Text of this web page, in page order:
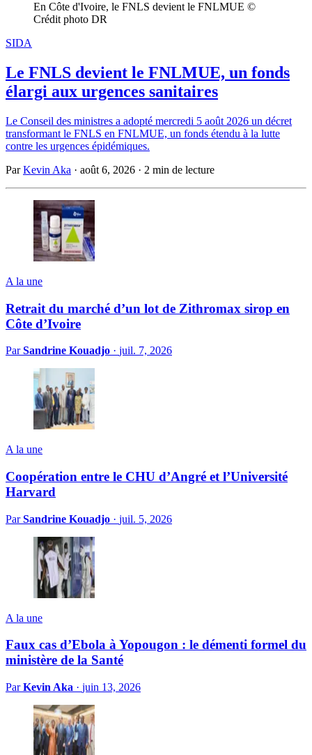
En Côte d'Ivoire, le FNLS devient le FNLMUE ©
Crédit photo DR
SIDA
Le FNLS devient le FNLMUE, un fonds
élargi aux urgences sanitaires
Le Conseil des ministres a adopté mercredi 5 août 2026 un décret
transformant le FNLS en FNLMUE, un fonds étendu à la lutte
contre les urgences épidémiques.
ParKevin Aka · août 6, 2026 · 2 min de lecture
A la une
Retrait du marché d’un lot de Zithromax sirop en
Côte d’Ivoire
ParSandrine Kouadjo · juil. 7, 2026
A la une
Coopération entre le CHU d’Angré et l’Université
Harvard
ParSandrine Kouadjo · juil. 5, 2026
A la une
Faux cas d’Ebola à Yopougon : le démenti formel du
ministère de la Santé
ParKevin Aka · juin 13, 2026